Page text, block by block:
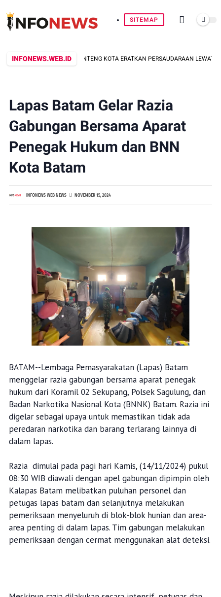
SITEMAP
INFONEWS.WEB.ID
KEMERDEKAAN: BANTENG KOTA ERATKAN PERSAUDARAAN LEWAT
Lapas Batam Gelar Razia
Gabungan Bersama Aparat
Penegak Hukum dan BNN
Kota Batam
INFONEWS WEB NEWS NOVEMBER 15, 2024
BATAM--Lembaga Pemasyarakatan (Lapas) Batam
menggelar razia gabungan bersama aparat penegak
hukum dari Koramil 02 Sekupang, Polsek Sagulung, dan
Badan Narkotika Nasional Kota (BNNK) Batam. Razia ini
digelar sebagai upaya untuk memastikan tidak ada
peredaran narkotika dan barang terlarang lainnya di
dalam lapas.
Razia dimulai pada pagi hari Kamis, (14/11/2024) pukul
08:30 WIB diawali dengan apel gabungan dipimpin oleh
Kalapas Batam melibatkan puluhan personel dan
petugas lapas batam dan selanjutnya melakukan
pemeriksaan menyeluruh di blok-blok hunian dan area-
area penting di dalam lapas. Tim gabungan melakukan
pemeriksaan dengan cermat menggunakan alat deteksi.